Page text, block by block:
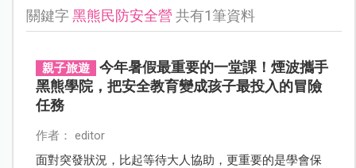
關鍵字黑熊民防安全營 共有1筆資料
親子旅遊
今年暑假最重要的一堂課！煙波攜手
黑熊學院，把安全教育變成孩子最投入的冒險
任務
作者： editor
面對突發狀況，比起等待大人協助，更重要的是學會保